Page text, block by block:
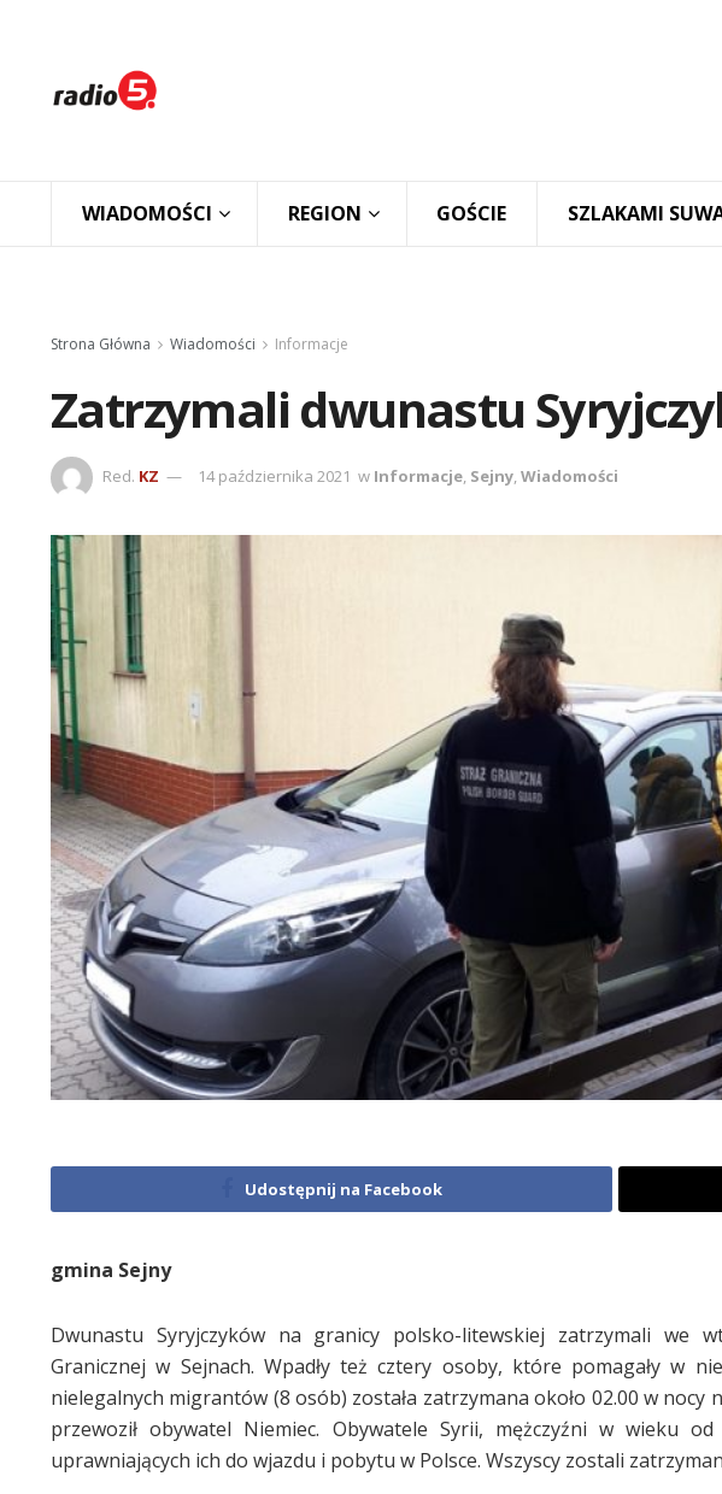
WIADOMOŚCI REGION GOŚCIE SZLAKAMI
Strona Główna Wiadomości Informacje
Zatrzymali dwunastu
Red. KZ 14 października 2021 w Informacje, Sejny,Wiadomości
Udostępnij na Facebook
gmina Sejny
Dwunastu Syryjczyków na granicy polsko-litewskiej zatrzymali we
Granicznej w Sejnach. Wpadły też cztery osoby, które pomagały w
nielegalnych migrantów (8 osób) została zatrzymana około 02.00 w nocy
przewoził obywatel Niemiec. Obywatele Syrii, mężczyźni w wieku
uprawniających ich do wjazdu i pobytu w Polsce. Wszyscy zostali